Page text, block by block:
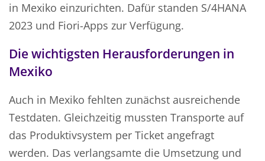
in Mexiko einzurichten. Dafür standen S/4HANA
2023 und Fiori-Apps zur Verfügung.
Die wichtigsten Herausforderungen in
Mexiko
Auch in Mexiko fehlten zunächst ausreichende
Testdaten. Gleichzeitig mussten Transporte auf
das Produktivsystem per Ticket angefragt
werden. Das verlangsamte die Umsetzung und